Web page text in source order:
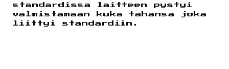
standardissa laitteen pystyi
valmistamaan kuka tahansa joka
liittyi standardiin.